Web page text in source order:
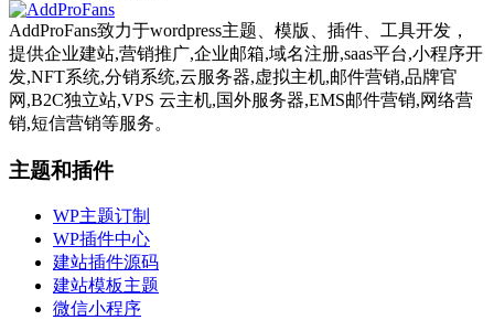
AddProFans致力于wordpress主题、模版、插件、工具开发，
提供企业建站,营销推广,企业邮箱,域名注册,saas平台,小程序开
发,NFT系统,分销系统,云服务器,虚拟主机,邮件营销,品牌官
网,B2C独立站,VPS 云主机,国外服务器,EMS邮件营销,网络营
销,短信营销等服务。
主题和插件
WP主题订制
WP插件中心
建站插件源码
建站模板主题
微信小程序